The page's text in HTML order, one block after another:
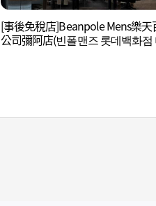
[事後免稅店]Beanpole Mens樂天
公司彌阿店(빈폴맨즈 롯데백화점